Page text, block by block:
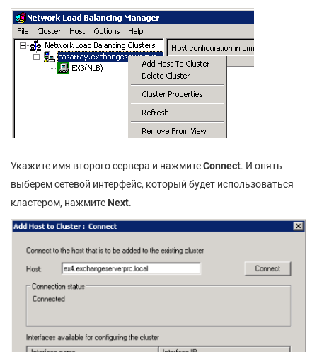
Укажите имя второго сервера и нажмитеConnect. И опять
выберем сетевой интерфейс, который будет использоваться
кластером, нажмите Next.